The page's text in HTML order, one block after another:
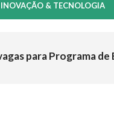
INOVAÇÃO & TECNOLOGIA
para Programa